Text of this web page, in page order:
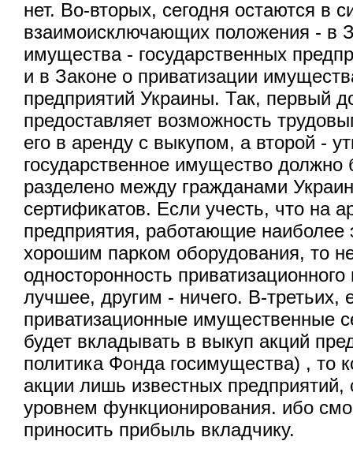
нет. Во-вторых, сегодня остаются в
взаимоисключающих положения - в
имущества - государственных
и в Законе о приватизации
предприятий Украины. Так, первый
предоставляет возможность
его в аренду с выкупом, а второй -
государственное имущество
разделено между гражданами
сертификатов. Если учесть, что на
предприятия, работающие
хорошим парком оборудования, то
односторонность
лучшее, другим - ничего. В-третьих,
приватизационные имущественные
будет вкладывать в выкуп акций
политика Фонда госимущества) , то
акции лишь известных
уровнем функционирования. ибо
приносить прибыль вкладчику.